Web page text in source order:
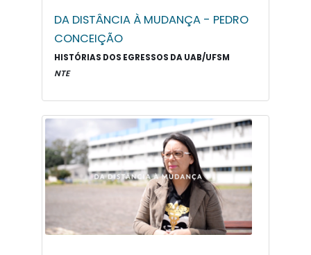
DA DISTÂNCIA À MUDANÇA - PEDRO
CONCEIÇÃO
HISTÓRIAS DOS EGRESSOS DA UAB/UFSM
NTE